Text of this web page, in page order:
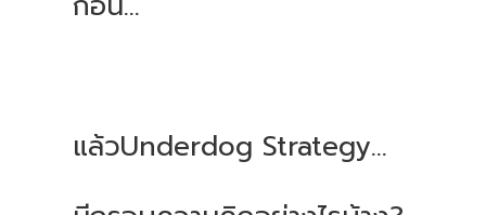
แล้วUnderdog Strategy…